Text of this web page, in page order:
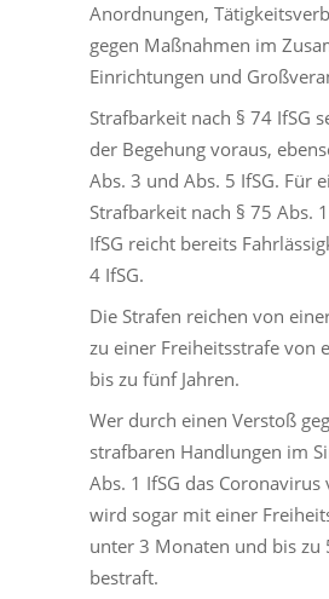
Anordnungen,
gegen Maßnahmen im
Einrichtungen und
Strafbarkeit nach § 74 IfSG
der Begehung voraus,
Abs. 3 und Abs. 5 IfSG. Für
Strafbarkeit nach § 75 Abs.
IfSG reicht bereits
4 IfSG.
Die Strafen reichen von
zu einer Freiheitsstrafe von
bis zu fünf Jahren.
Wer durch einen Verstoß
strafbaren Handlungen im
Abs. 1 IfSG das Coronavirus
wird sogar mit einer
unter 3 Monaten und bis zu
bestraft.